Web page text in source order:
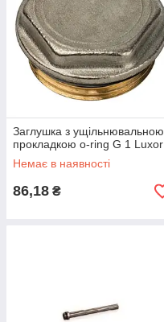
Заглушка з ущільнювальною
прокладкою o-ring G 1 Luxor
Немає в наявності
86,18 ₴